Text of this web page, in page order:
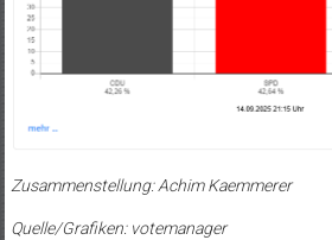
Zusammenstellung: Achim Kaemmerer
Quelle/Grafiken: votemanager